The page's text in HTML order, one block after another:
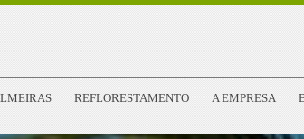
REFLORESTAMENTO A EMPRESA